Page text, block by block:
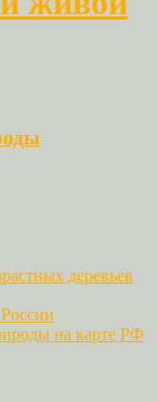
деревьев
на карте РФ